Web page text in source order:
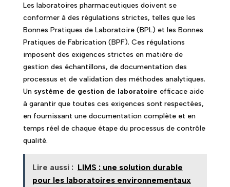
Les laboratoires pharmaceutiques doivent se
conformer à des régulations strictes, telles que les
Bonnes Pratiques de Laboratoire (BPL) et les Bonnes
Pratiques de Fabrication (BPF). Ces régulations
imposent des exigences strictes en matière de
gestion des échantillons, de documentation des
processus et de validation des méthodes analytiques.
Un système de gestion de laboratoire efficace aide
à garantir que toutes ces exigences sont respectées,
en fournissant une documentation complète et en
temps réel de chaque étape du processus de contrôle
qualité.
Lire aussi : LIMS : une solution durable
pour les laboratoires environnementaux